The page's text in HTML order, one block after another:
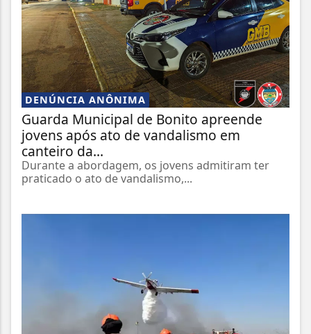
DENÚNCIA ANÔNIMA
Guarda Municipal de Bonito apreende
jovens após ato de vandalismo em
canteiro da...
Durante a abordagem, os jovens admitiram ter
praticado o ato de vandalismo,...